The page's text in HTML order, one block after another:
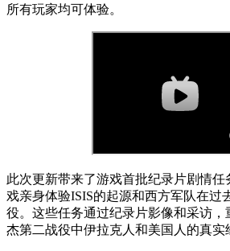
所有玩家均可体验。
此次更新带来了游戏首批纪录片剧情
戏亲身体验ISIS的起源和西方军队在过
役。这些任务通过纪录片影像和采访，
杰第二战役中伊拉克人和美国人的真实